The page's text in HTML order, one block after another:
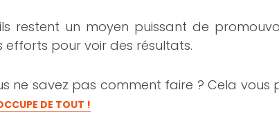
restent un moyen puissant de
pour voir des résultats.
ne savez pas comment faire ? Cela
DE TOUT !